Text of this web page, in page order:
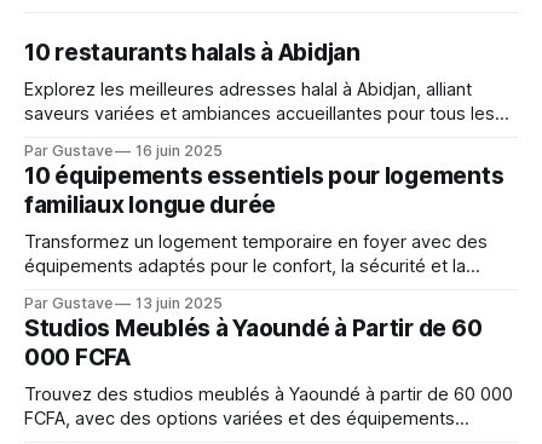
10 restaurants halals à Abidjan
Explorez les meilleures adresses halal à Abidjan, alliant
saveurs variées et ambiances accueillantes pour tous les
Par Gustave 16 juin 2025
10 équipements essentiels pour logements
familiaux longue durée
Transformez un logement temporaire en foyer avec des
équipements adaptés pour le confort, la sécurité et la
Par Gustave 13 juin 2025
Studios Meublés à Yaoundé à Partir de 60
000 FCFA
Trouvez des studios meublés à Yaoundé à partir de 60 000
FCFA, avec des options variées et des équipements